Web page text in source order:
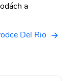
a
Del Rio